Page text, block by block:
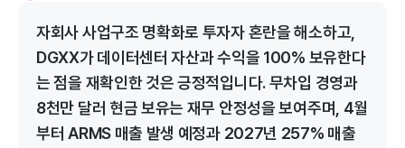
자회사 사업구조 명확화로 투자자 혼란을 해소하고,
DGXX가 데이터센터 자산과 수익을 100% 보유한다
는 점을 재확인한 것은 긍정적입니다. 무차입 경영과
8천만 달러 현금 보유는 재무 안정성을 보여주며, 4월
부터 ARMS 매출 발생 예정과 2027년 257% 매출